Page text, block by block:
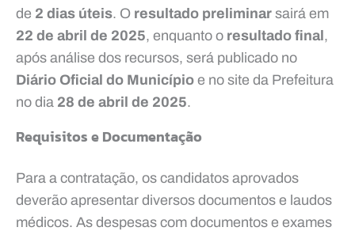
de 2 dias úteis. O resultado preliminar sairá em
22 de abril de 2025, enquanto o resultado final,
após análise dos recursos, será publicado no
Diário Oficial do Município e no site da Prefeitura
no dia 28 de abril de 2025.
Requisitos e Documentação
Para a contratação, os candidatos aprovados
deverão apresentar diversos documentos e laudos
médicos. As despesas com documentos e exames